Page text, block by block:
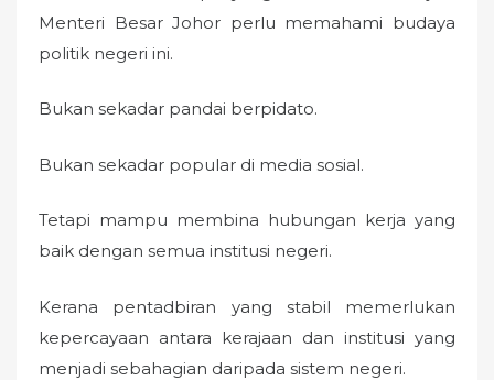
Menteri Besar Johor perlu memahami budaya
politik negeri ini.
Bukan sekadar pandai berpidato.
Bukan sekadar popular di media sosial.
Tetapi mampu membina hubungan kerja yang
baik dengan semua institusi negeri.
Kerana pentadbiran yang stabil memerlukan
kepercayaan antara kerajaan dan institusi yang
menjadi sebahagian daripada sistem negeri.